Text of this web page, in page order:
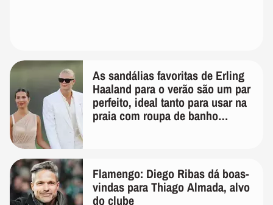
As sandálias favoritas de Erling
Haaland para o verão são um par
perfeito, ideal tanto para usar na
praia com roupa de banho
Flamengo: Diego Ribas dá boas-
vindas para Thiago Almada, alvo
do clube